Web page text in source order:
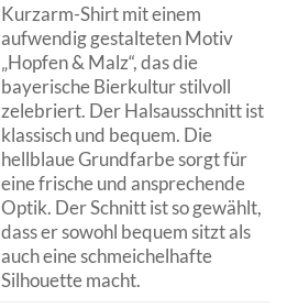
Kurzarm-Shirt mit einem
aufwendig gestalteten Motiv
„Hopfen & Malz“, das die
bayerische Bierkultur stilvoll
zelebriert. Der Halsausschnitt ist
klassisch und bequem. Die
hellblaue Grundfarbe sorgt für
eine frische und ansprechende
Optik. Der Schnitt ist so gewählt,
dass er sowohl bequem sitzt als
auch eine schmeichelhafte
Silhouette macht.